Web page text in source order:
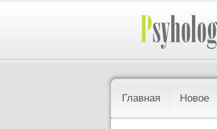
Главная Новое